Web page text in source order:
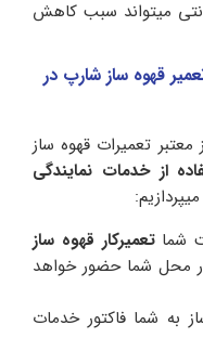
میتواند سبب کاهش
قهوه ساز شارپ در
تعمیرات قهوه ساز
از خدمات نمایندگی
میپردازیم:
شماتعمیرکار قهوه ساز
محل شما حضور خواهد
به شما فاکتور خدمات